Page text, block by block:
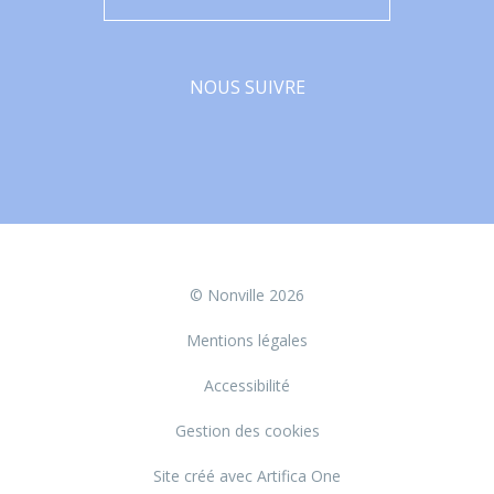
NOUS SUIVRE
© Nonville 2026
Mentions légales
Accessibilité
Gestion des cookies
Site créé avec Artifica One